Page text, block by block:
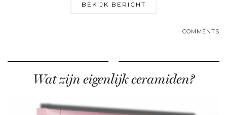
BEKIJK BERICHT
COMMENTS
Wat zijn eigenlijk ceramiden?